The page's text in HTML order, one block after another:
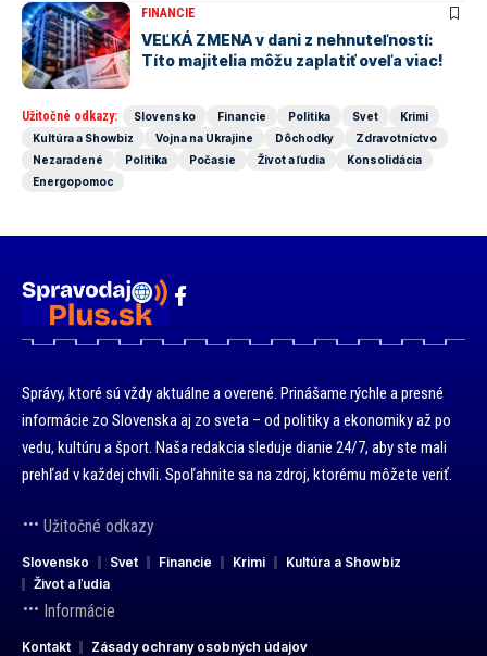
FINANCIE
VEĽKÁ ZMENA v dani z nehnuteľností:
Títo majitelia môžu zaplatiť oveľa viac!
Užitočné odkazy: Slovensko Financie Politika Svet
Krimi
Kultúra a Showbiz
Vojna na Ukrajine Dôchodky
Zdravotníctvo
Nezaradené
Politika Počasie Život a ľudia
Konsolidácia
Energopomoc
Správy, ktoré sú vždy aktuálne a overené. Prinášame rýchle a presné
informácie zo Slovenska aj zo sveta – od politiky a ekonomiky až po
vedu, kultúru a šport. Naša redakcia sleduje dianie 24/7, aby ste mali
prehľad v každej chvíli. Spoľahnite sa na zdroj, ktorému môžete veriť.
Užitočné odkazy
Slovensko Svet Financie Krimi
Kultúra a Showbiz
Život a ľudia
Informácie
Kontakt Zásady ochrany osobných údajov